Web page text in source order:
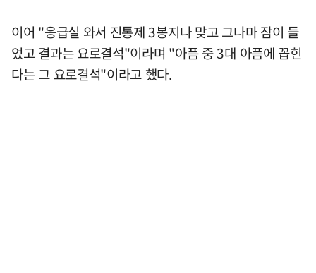
이어 "응급실 와서 진통제 3봉지나 맞고 그나마 잠이 들
었고 결과는 요로결석"이라며 "아픔 중 3대 아픔에 꼽힌
다는 그 요로결석"이라고 했다.